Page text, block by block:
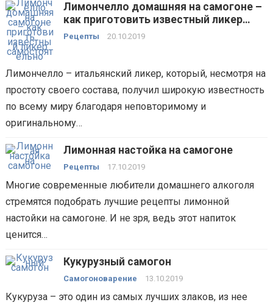
Лимончелло домашняя на самогоне –
как приготовить известный ликер
самостоятельно?
Рецепты 20.10.2019
Лимончелло – итальянский ликер, который, несмотря на
простоту своего состава, получил широкую известность
по всему миру благодаря неповторимому и
оригинальному…
Лимонная настойка на самогоне
Рецепты 17.10.2019
Многие современные любители домашнего алкоголя
стремятся подобрать лучшие рецепты лимонной
настойки на самогоне. И не зря, ведь этот напиток
ценится…
Кукурузный самогон
Самогоноварение 13.10.2019
Кукуруза – это один из самых лучших злаков, из нее